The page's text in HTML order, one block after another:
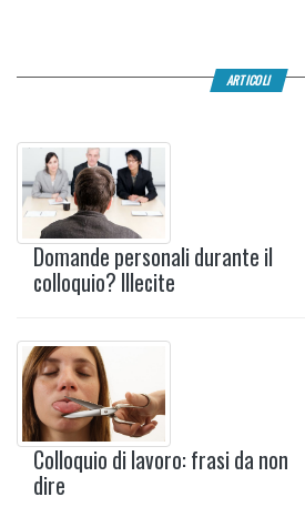
ARTICOLI
Domande personali durante il
colloquio? Illecite
Colloquio di lavoro: frasi da non
dire